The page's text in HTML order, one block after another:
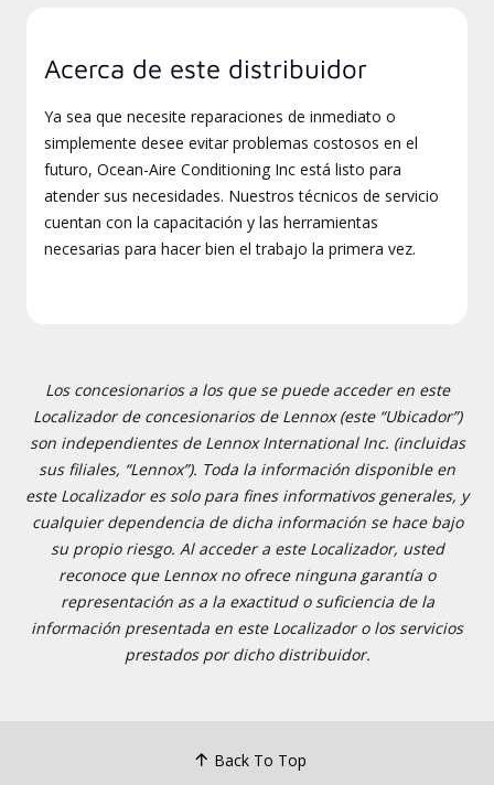
Acerca de este distribuidor
Ya sea que necesite reparaciones de inmediato o
simplemente desee evitar problemas costosos en el
futuro, Ocean-Aire Conditioning Inc está listo para
atender sus necesidades. Nuestros técnicos de servicio
cuentan con la capacitación y las herramientas
necesarias para hacer bien el trabajo la primera vez.
Los concesionarios a los que se puede acceder en este
Localizador de concesionarios de Lennox (este “Ubicador”)
son independientes de Lennox International Inc. (incluidas
sus filiales, “Lennox”). Toda la información disponible en
este Localizador es solo para fines informativos generales, y
cualquier dependencia de dicha información se hace bajo
su propio riesgo. Al acceder a este Localizador, usted
reconoce que Lennox no ofrece ninguna garantía o
representación as a la exactitud o suficiencia de la
información presentada en este Localizador o los servicios
prestados por dicho distribuidor.
Back To Top